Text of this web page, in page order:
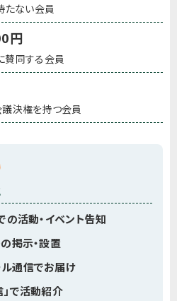
たない会員
円
賛同する会員
決権を持つ会員
の活動・イベント告知
掲示・設置
通信でお届け
」で活動紹介